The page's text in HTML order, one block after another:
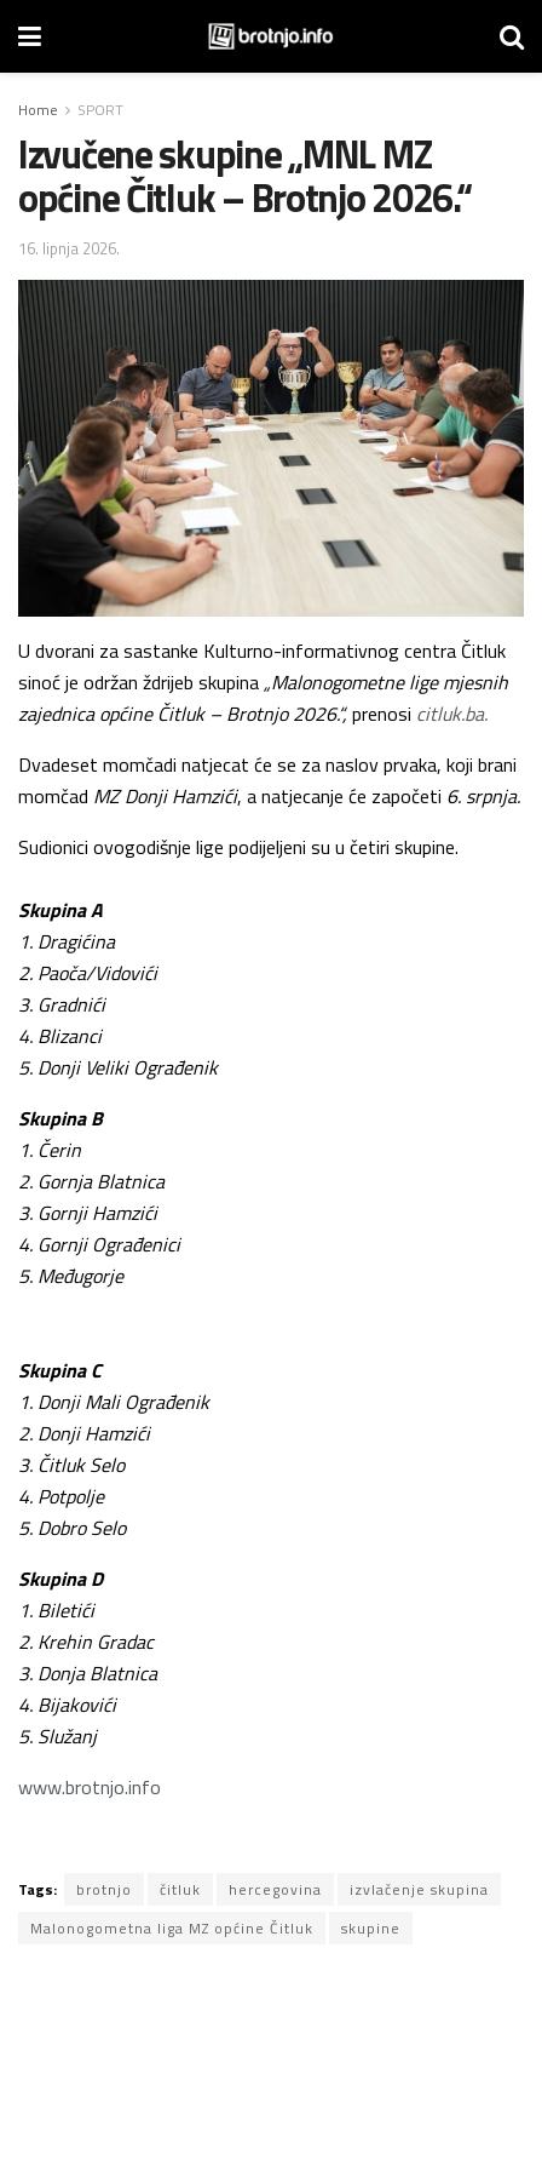
Home SPORT
Izvučene skupine „MNL MZ
općine Čitluk – Brotnjo 2026.“
16. lipnja 2026.
U dvorani za sastanke Kulturno-informativnog centra Čitluk
sinoć je održan ždrijeb skupina„Malonogometne lige mjesnih
zajednica općine Čitluk – Brotnjo 2026.“,prenosi citluk.ba.
Dvadeset momčadi natjecat će se za naslov prvaka, koji brani
momčad MZ Donji Hamzići, a natjecanje će započeti 6. srpnja.
Sudionici ovogodišnje lige podijeljeni su u četiri skupine.
Skupina A
1. Dragićina
2. Paoča/Vidovići
3. Gradnići
4. Blizanci
5. Donji Veliki Ograđenik
Skupina B
1. Čerin
2. Gornja Blatnica
3. Gornji Hamzići
4. Gornji Ograđenici
5. Međugorje
Skupina C
1. Donji Mali Ograđenik
2. Donji Hamzići
3. Čitluk Selo
4. Potpolje
5. Dobro Selo
Skupina D
1. Biletići
2. Krehin Gradac
3. Donja Blatnica
4. Bijakovići
5. Služanj
www.brotnjo.info
Tags: brotnjo čitluk hercegovina
izvlačenje skupina
Malonogometna liga MZ općine Čitluk
skupine